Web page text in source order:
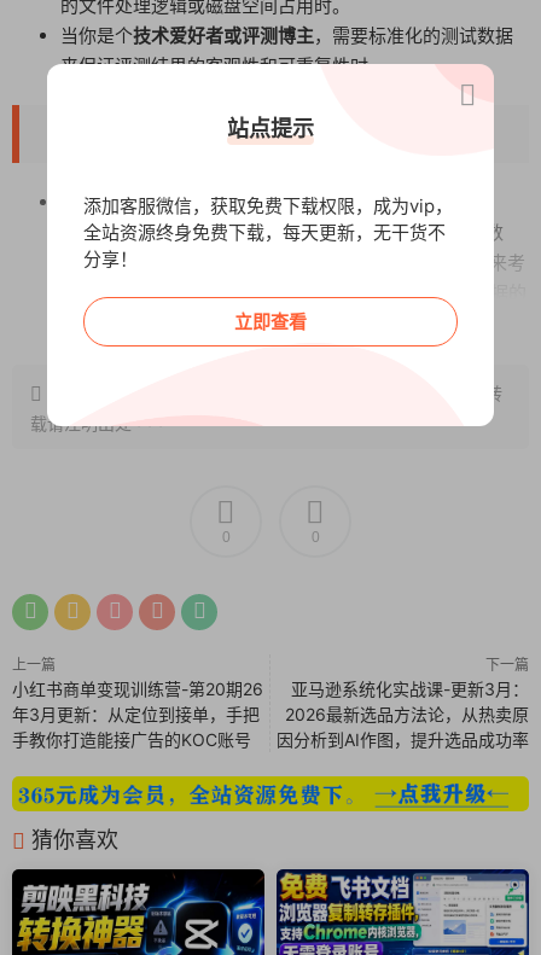
的文件处理逻辑或磁盘空间占用时。
当你是个技术爱好者或评测博主，需要标准化的测试数据
来保证评测结果的客观性和可重复性时。
【核心功能与亮点】
生成两种“极端”测试文件：
不可压缩文件：用高速随机算法生成一堆“乱码”数
据。这种文件
，专门用来考
验压缩软件的极限和硬件（如SSD）处理复杂数据的
最大可压缩文件（零文件）：生成内容高度重复的文
，用来测试压缩软件的
10KB到10GB
性能还是大文件吞吐量，都能满足。
保存位置 ：可以指定生成到任何文件夹，比如直接放
轻量高效，不拖慢电脑：
软件算法优化得很好，CPU和内存占用极低。即使你
变卡，完全可以边生成边做其他事。
开箱即用，多语言友好
这是 绿色便携版
，解压就能运行，不用安装，不会污
染系统。
原生支持 中文界面，还有英语、德语、日语等多种语
阅读全文
，转
载请注明出处~~~
0 0
上一篇
小红书商单变现训练营-第20期26
年3月更新：从定位到接单，手把
手教你打造能接广告的KOC账号
下一篇
亚马逊系统化实战课-更新3月：
2026最新选品方法论，从热卖原
因分析到AI作图，提升选品成功率
猜你喜欢
站点提示
添加客服微信，获取免费下载权限，成为vip，
全站资源终身免费下载，每天更新，无干货不
分享！
立即查看